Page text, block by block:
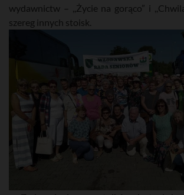
wydawnictw – ,,Życie na gorąco” i
szereg innych stoisk.